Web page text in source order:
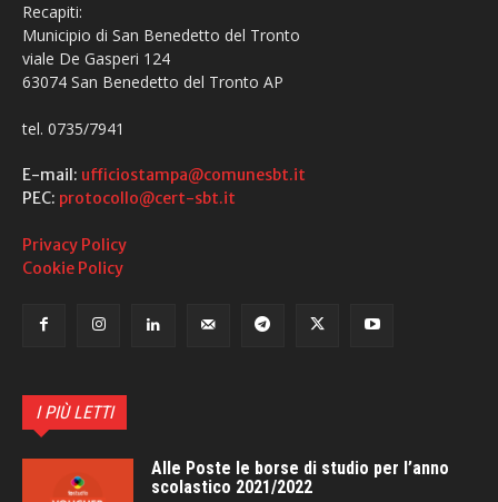
Recapiti:
Municipio di San Benedetto del Tronto
viale De Gasperi 124
63074 San Benedetto del Tronto AP
tel. 0735/7941
E-mail: ufficiostampa@comunesbt.it
PEC: protocollo@cert-sbt.it
Privacy Policy
Cookie Policy
I PIÙ LETTI
Alle Poste le borse di studio per l’anno
scolastico 2021/2022